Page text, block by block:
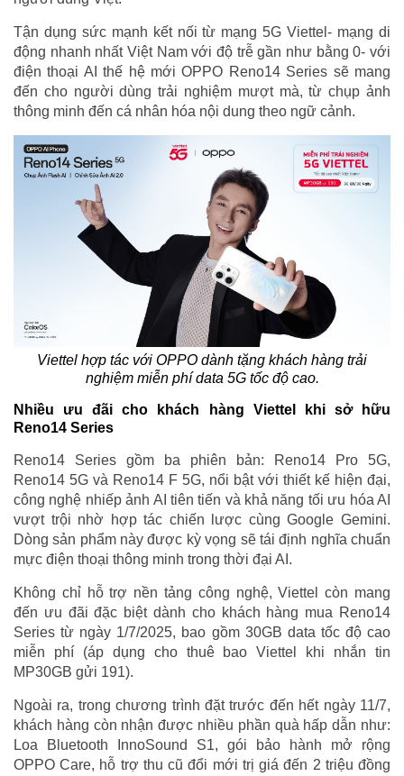
Tận dụng sức mạnh kết nối từ mạng 5G Viettel- mạng di
động nhanh nhất Việt Nam với độ trễ gần như bằng 0- với
điện thoại AI thế hệ mới OPPO Reno14 Series sẽ mang
đến cho người dùng trải nghiệm mượt mà, từ chụp ảnh
thông minh đến cá nhân hóa nội dung theo ngữ cảnh.
Viettel hợp tác với OPPO dành tặng khách hàng trải
nghiệm miễn phí data 5G tốc độ cao.
Nhiều ưu đãi cho khách hàng Viettel khi sở hữu
Reno14 Series
Reno14 Series gồm ba phiên bản: Reno14 Pro 5G,
Reno14 5G và Reno14 F 5G, nổi bật với thiết kế hiện đại,
công nghệ nhiếp ảnh AI tiên tiến và khả năng tối ưu hóa AI
vượt trội nhờ hợp tác chiến lược cùng Google Gemini.
Dòng sản phẩm này được kỳ vọng sẽ tái định nghĩa chuẩn
mực điện thoại thông minh trong thời đại AI.
Không chỉ hỗ trợ nền tảng công nghệ, Viettel còn mang
đến ưu đãi đặc biệt dành cho khách hàng mua Reno14
Series từ ngày 1/7/2025, bao gồm 30GB data tốc độ cao
miễn phí (áp dụng cho thuê bao Viettel khi nhắn tin
MP30GB gửi 191).
Ngoài ra, trong chương trình đặt trước đến hết ngày 11/7,
khách hàng còn nhận được nhiều phần quà hấp dẫn như:
Loa Bluetooth InnoSound S1, gói bảo hành mở rộng
OPPO Care, hỗ trợ thu cũ đổi mới trị giá đến 2 triệu đồng